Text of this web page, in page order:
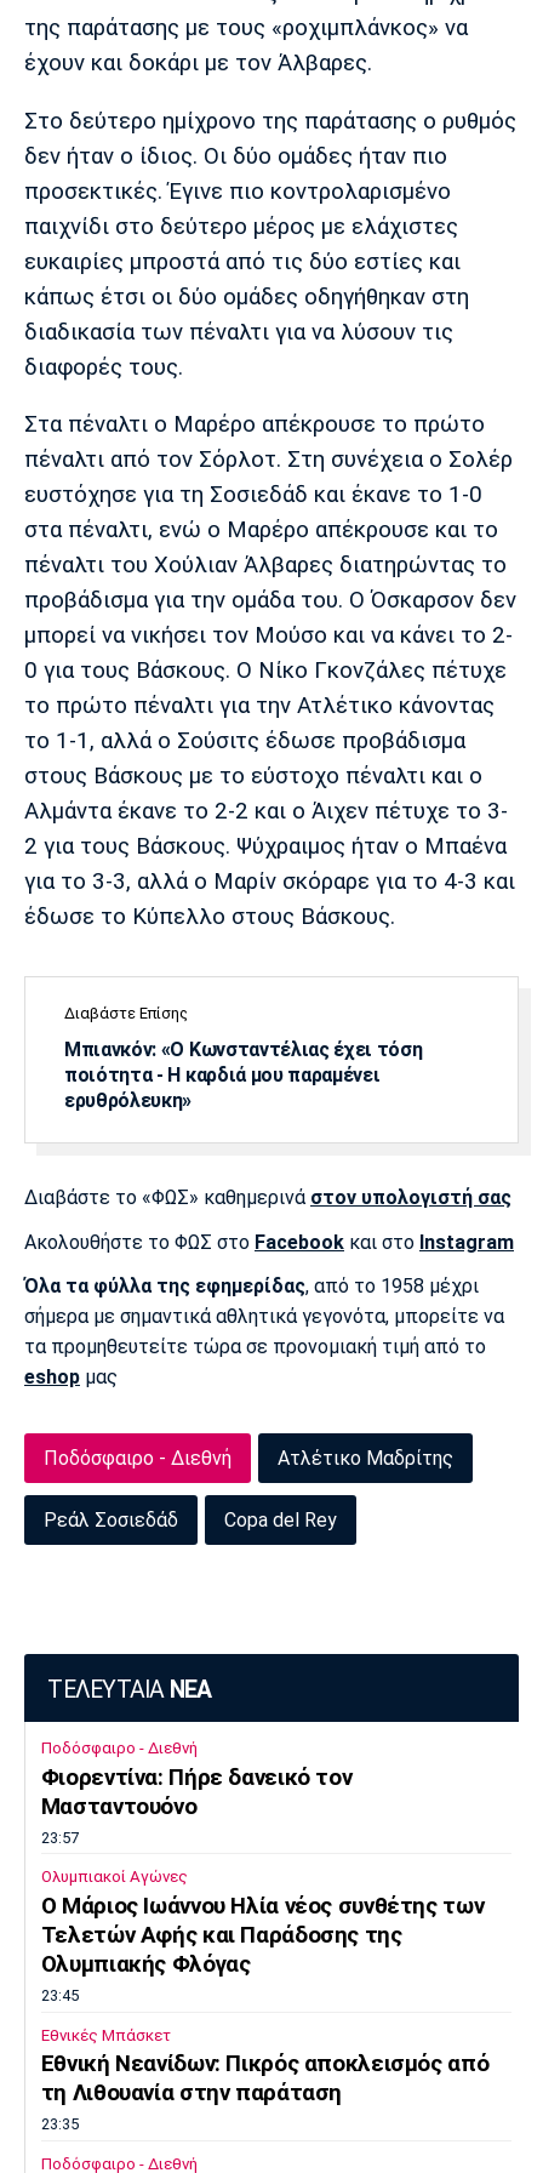
της παράτασης με τους «ροχιμπλάνκος» να
έχουν και δοκάρι με τον Άλβαρες.
Στο δεύτερο ημίχρονο της παράτασης ο ρυθμός
δεν ήταν ο ίδιος. Οι δύο ομάδες ήταν πιο
προσεκτικές. Έγινε πιο κοντρολαρισμένο
παιχνίδι στο δεύτερο μέρος με ελάχιστες
ευκαιρίες μπροστά από τις δύο εστίες και
κάπως έτσι οι δύο ομάδες οδηγήθηκαν στη
διαδικασία των πέναλτι για να λύσουν τις
διαφορές τους.
Στα πέναλτι ο Μαρέρο απέκρουσε το πρώτο
πέναλτι από τον Σόρλοτ. Στη συνέχεια ο Σολέρ
ευστόχησε για τη Σοσιεδάδ και έκανε το 1-0
στα πέναλτι, ενώ ο Μαρέρο απέκρουσε και το
πέναλτι του Χούλιαν Άλβαρες διατηρώντας το
προβάδισμα για την ομάδα του. Ο Όσκαρσον δεν
μπορεί να νικήσει τον Μούσο και να κάνει το 2-
0 για τους Βάσκους. Ο Νίκο Γκονζάλες πέτυχε
το πρώτο πέναλτι για την Ατλέτικο κάνοντας
το 1-1, αλλά ο Σούσιτς έδωσε προβάδισμα
στους Βάσκους με το εύστοχο πέναλτι και ο
Αλμάντα έκανε το 2-2 και ο Άιχεν πέτυχε το 3-
2 για τους Βάσκους. Ψύχραιμος ήταν ο Μπαένα
για το 3-3, αλλά ο Μαρίν σκόραρε για το 4-3 και
έδωσε το Κύπελλο στους Βάσκους.
Διαβάστε Επίσης
Μπιανκόν: «Ο Κωνσταντέλιας έχει τόση
ποιότητα - Η καρδιά μου παραμένει
ερυθρόλευκη»
Διαβάστε το «ΦΩΣ» καθημερινά στον υπολογιστή σας
Ακολουθήστε το ΦΩΣ στο Facebook και στο Instagram
Όλα τα φύλλα της εφημερίδας, από το 1958 μέχρι
σήμερα με σημαντικά αθλητικά γεγονότα, μπορείτε να
τα προμηθευτείτε τώρα σε προνομιακή τιμή από το
eshop μας
Ποδόσφαιρο - Διεθνή Ατλέτικο Μαδρίτης
Ρεάλ Σοσιεδάδ Copa del Rey
ΤΕΛΕΥΤΑΙΑ ΝΕΑ
Ποδόσφαιρο - Διεθνή
Φιορεντίνα: Πήρε δανεικό τον
Μασταντουόνο
23:57
Ολυμπιακοί Αγώνες
O Μάριος Ιωάννου Ηλία νέος συνθέτης των
Τελετών Αφής και Παράδοσης της
Ολυμπιακής Φλόγας
23:45
Εθνικές Μπάσκετ
Εθνική Νεανίδων: Πικρός αποκλεισμός από
τη Λιθουανία στην παράταση
23:35
Ποδόσφαιρο - Διεθνή